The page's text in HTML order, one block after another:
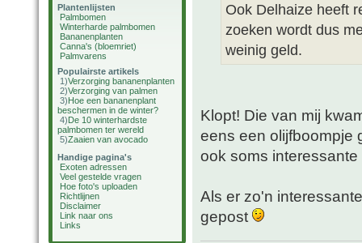
Plantenlijsten
Palmbomen
Winterharde palmbomen
Bananenplanten
Canna's (bloemriet)
Palmvarens
Populairste artikels
1)Verzorging bananenplanten
2)Verzorging van palmen
3)Hoe een bananenplant
beschermen in de winter?
4)De 10 winterhardste
palmbomen ter wereld
5)Zaaien van avocado
Handige pagina's
Exoten adressen
Veel gestelde vragen
Hoe foto's uploaden
Richtlijnen
Disclaimer
Link naar ons
Links
Ook Delhaize heeft
zoeken wordt dus
weinig geld.
Klopt! Die van mij
eens een olijfboompje
ook soms interessante
Als er zo'n
gepost